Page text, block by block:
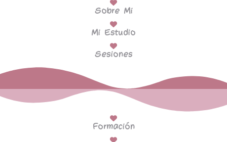
Sobre Mi
Mi Estudio
Sesiones
Formación